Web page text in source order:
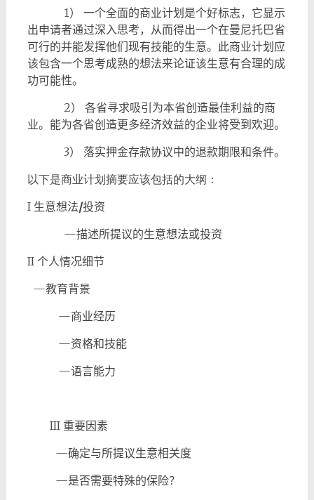
1）
一个全面的商业计划是个好标志，它显示
出申请者通过深入思考，从而得出一个在曼尼托巴省
可行的并能发挥他们现有技能的生意。此商业计划应
该包含一个思考成熟的想法来论证该生意有合理的成
功可能性。
2）
各省寻求吸引为本省创造最佳利益的商
业。能为各省创造更多经济效益的企业将受到欢迎。
3）
落实押金存款协议中的退款期限和条件。
以下是商业计划摘要应该包括的大纲：
I 生意想法/投资
—描述所提议的生意想法或投资
II 个人情况细节
—教育背景
—商业经历
—资格和技能
—语言能力
III 重要因素
—确定与所提议生意相关度
—是否需要特殊的保险？